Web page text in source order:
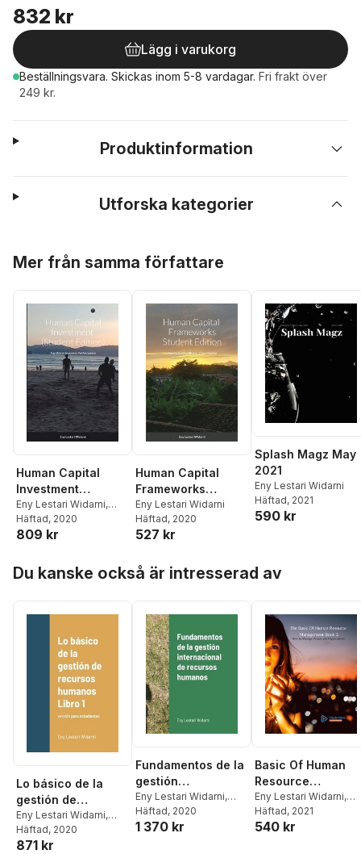
832 kr
Lägg i varukorg
Beställningsvara. Skickas inom 5-8 vardagar. Fri frakt över
249 kr.
Produktinformation
Utforska kategorier
Mer från samma författare
Human Capital
Investment
(Student Edition)
Eny Lestari Widarni,
Suryaning Bawono
Häftad, 2020
809 kr
Human Capital
Frameworks
Student Edition
Eny Lestari Widarni
Häftad, 2020
527 kr
Splash Magz May
2021
Eny Lestari Widarni
Häftad, 2021
590 kr
Du kanske också är intresserad av
Lo básico de la
gestión de
recursos humanos
Libro 1
Eny Lestari Widarni,
Suryaning Bawono
Häftad, 2020
871 kr
Fundamentos de la
gestión
internacional de
recursos humanos
Eny Lestari Widarni,
Suryaning Bawono
Häftad, 2020
1 370 kr
Basic Of Human
Resource
Management Book
2
Eny Lestari Widarni,
Suryaning Bawono
Häftad, 2021
540 kr